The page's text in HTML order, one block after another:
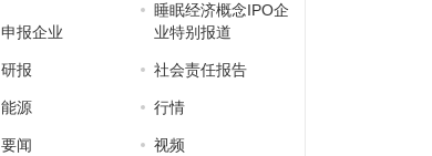
申报企业
睡眠经济概念IPO企
业特别报道
研报 社会责任报告
能源 行情
要闻 视频